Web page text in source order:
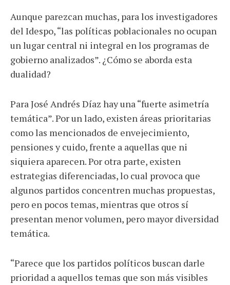
Aunque parezcan muchas, para los investigadores
del Idespo, “las políticas poblacionales no ocupan
un lugar central ni integral en los programas de
gobierno analizados”. ¿Cómo se aborda esta
dualidad?
Para José Andrés Díaz hay una “fuerte asimetría
temática”. Por un lado, existen áreas prioritarias
como las mencionados de envejecimiento,
pensiones y cuido, frente a aquellas que ni
siquiera aparecen. Por otra parte, existen
estrategias diferenciadas, lo cual provoca que
algunos partidos concentren muchas propuestas,
pero en pocos temas, mientras que otros sí
presentan menor volumen, pero mayor diversidad
temática.
“Parece que los partidos políticos buscan darle
prioridad a aquellos temas que son más visibles